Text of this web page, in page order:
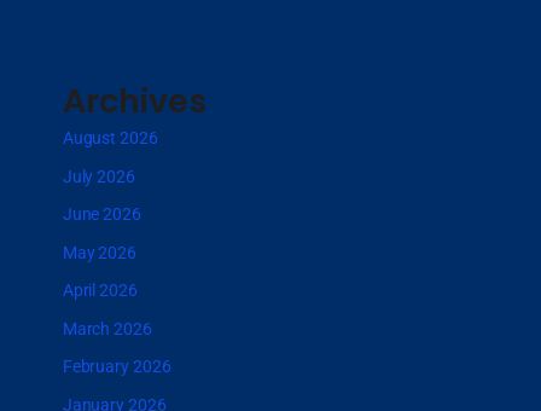
Archives
August 2026
July 2026
June 2026
May 2026
April 2026
March 2026
February 2026
January 2026